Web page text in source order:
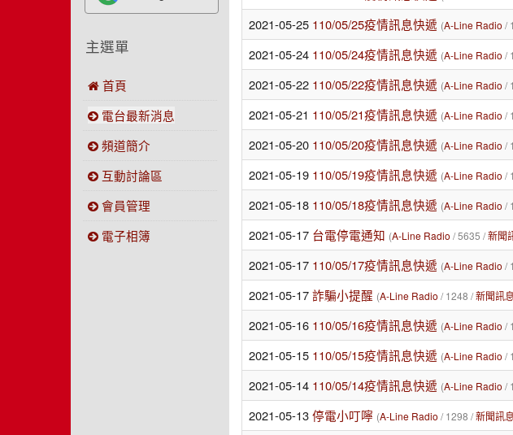
2021-05-25 110/05/25疫情訊息快遞 (A-Line Radio /
2021-05-24 110/05/24疫情訊息快遞 (A-Line Radio /
2021-05-22 110/05/22疫情訊息快遞 (A-Line Radio /
2021-05-21 110/05/21疫情訊息快遞 (A-Line Radio /
2021-05-20 110/05/20疫情訊息快遞 (A-Line Radio /
2021-05-19 110/05/19疫情訊息快遞 (A-Line Radio /
2021-05-18 110/05/18疫情訊息快遞 (A-Line Radio /
2021-05-17 台電停電通知 (A-Line Radio / 5635 /新聞
2021-05-17 110/05/17疫情訊息快遞 (A-Line Radio /
2021-05-17詐騙小提醒 (A-Line Radio / 1248 /新聞訊息
2021-05-16 110/05/16疫情訊息快遞 (A-Line Radio /
2021-05-15 110/05/15疫情訊息快遞 (A-Line Radio /
2021-05-14 110/05/14疫情訊息快遞 (A-Line Radio /
2021-05-13停電小叮嚀 (A-Line Radio / 1298 /新聞訊息
主選單
首頁
電台最新消息
頻道簡介
互動討論區
會員管理
電子相簿